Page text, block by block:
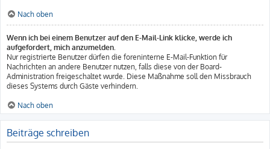
Nach oben
Wenn ich bei einem Benutzer auf den E-Mail-Link klicke, werde ich
aufgefordert, mich anzumelden.
Nur registrierte Benutzer dürfen die foreninterne E-Mail-Funktion für
Nachrichten an andere Benutzer nutzen, falls diese von der Board-
Administration freigeschaltet wurde. Diese Maßnahme soll den Missbrauch
dieses Systems durch Gäste verhindern.
Nach oben
Beiträge schreiben